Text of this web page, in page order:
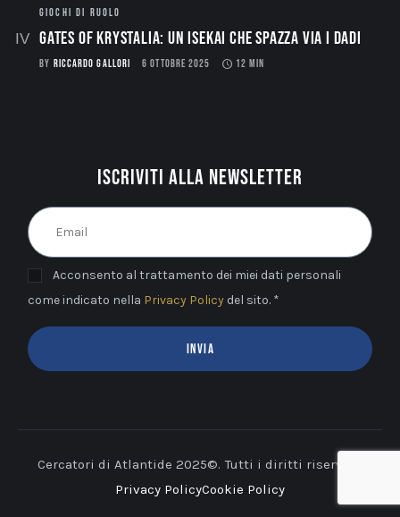
GIOCHI DI RUOLO
Gates of Krystalia: Un Isekai che spazza via i dadi
BY RICCARDO GALLORI 6 OTTOBRE 2025 12 MIN
Iscriviti alla newsletter
Acconsento al trattamento dei miei dati personali
come indicato nella Privacy Policy del sito. *
INVIA
Cercatori di Atlantide 2025©. Tutti i diritti riservati.
Privacy PolicyCookie Policy